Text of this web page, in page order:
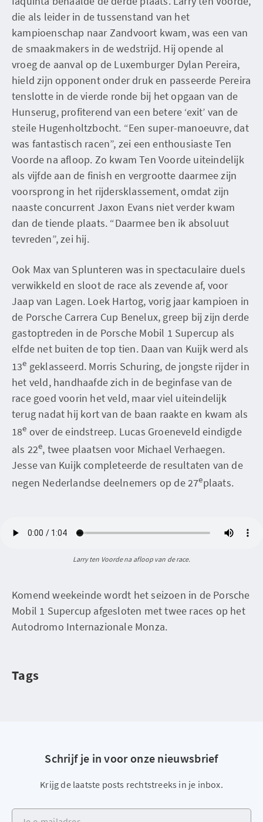
die als leider in de tussenstand van het
kampioenschap naar Zandvoort kwam, was een van
de smaakmakers in de wedstrijd. Hij opende al
vroeg de aanval op de Luxemburger Dylan Pereira,
hield zijn opponent onder druk en passeerde Pereira
tenslotte in de vierde ronde bij het opgaan van de
Hunserug, profiterend van een betere ‘exit’ van de
steile Hugenholtzbocht. “Een super-manoeuvre, dat
was fantastisch racen”, zei een enthousiaste Ten
Voorde na afloop. Zo kwam Ten Voorde uiteindelijk
als vijfde aan de finish en vergrootte daarmee zijn
voorsprong in het rijdersklassement, omdat zijn
naaste concurrent Jaxon Evans niet verder kwam
dan de tiende plaats. “Daarmee ben ik absoluut
tevreden”, zei hij.
Ook Max van Splunteren was in spectaculaire duels
verwikkeld en sloot de race als zevende af, voor
Jaap van Lagen. Loek Hartog, vorig jaar kampioen in
de Porsche Carrera Cup Benelux, greep bij zijn derde
gastoptreden in de Porsche Mobil 1 Supercup als
elfde net buiten de top tien. Daan van Kuijk werd als
13e geklasseerd. Morris Schuring, de jongste rijder in
het veld, handhaafde zich in de beginfase van de
race goed voorin het veld, maar viel uiteindelijk
terug nadat hij kort van de baan raakte en kwam als
18e over de eindstreep. Lucas Groeneveld eindigde
als 22e, twee plaatsen voor Michael Verhaegen.
Jesse van Kuijk completeerde de resultaten van de
negen Nederlandse deelnemers op de 27eplaats.
Larry ten Voorde na afloop van de race.
Komend weekeinde wordt het seizoen in de Porsche
Mobil 1 Supercup afgesloten met twee races op het
Autodromo Internazionale Monza.
Tags
Schrijf je in voor onze nieuwsbrief
Krijg de laatste posts rechtstreeks in je inbox.
Je e-mailadres